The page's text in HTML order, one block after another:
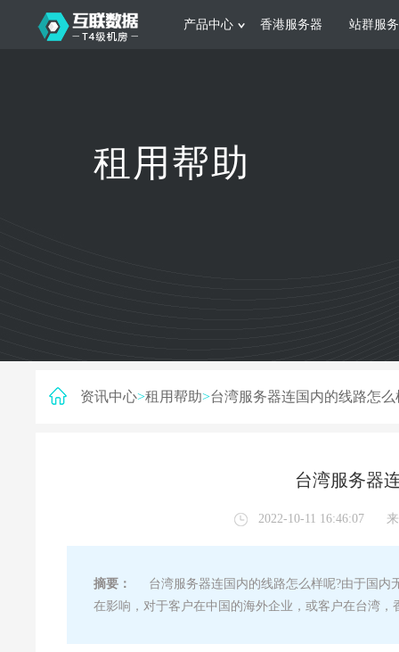
产品中心
日本服务器 新加坡服务器
香港服务器 站群服
根据不同规模的网站提供可定制化的架
构和 一站式协助租用帮助
资讯中心>租用帮助>台湾服务器连国内的线路怎么
台湾服务器
2022-10-11 16:46:07
摘要：
台湾服务器连国内的线路怎么样呢?由于国内
在影响，对于客户在中国的海外企业，或客户在台湾